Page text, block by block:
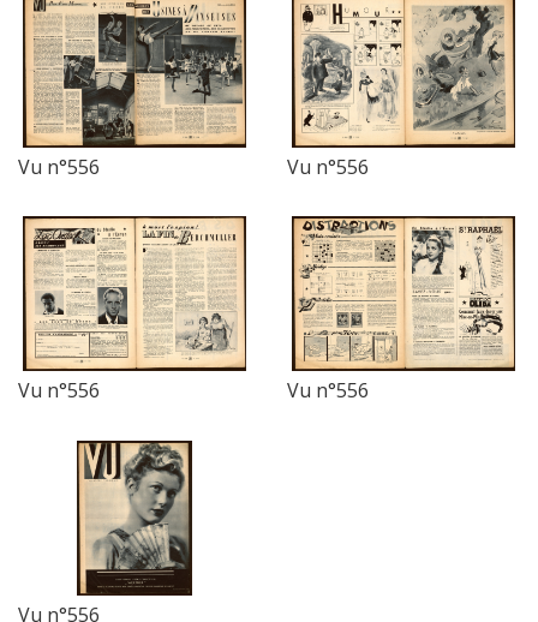
Vu n°556 Vu n°556
Vu n°556 Vu n°556
Vu n°556